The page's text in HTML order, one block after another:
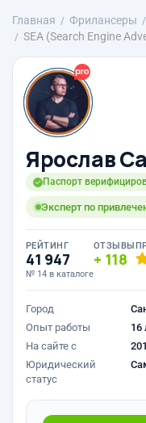
Главная Фрилансеры
SEA (Search Engine
Ярослав
Паспорт
Эксперт по
РЕЙТИНГ
41 947
№ 14 в каталоге
ОТЗЫВЫ
118
Город
Опыт работы
16
На сайте с
Юридический
статус